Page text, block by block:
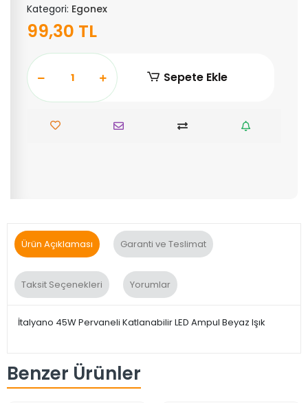
Kategori: Egonex
99,30 TL
Sepete Ekle
Ürün Açıklaması Garanti ve Teslimat
Taksit Seçenekleri Yorumlar
İtalyano 45W Pervaneli Katlanabilir LED Ampul Beyaz Işık
Benzer Ürünler